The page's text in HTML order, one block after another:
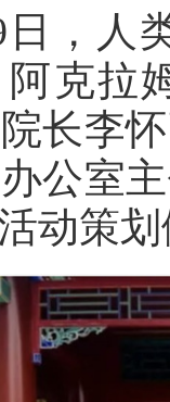
日，人
克拉
院长李
公室
动策